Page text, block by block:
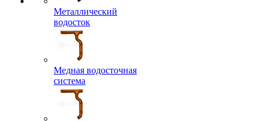
Металлический
водосток
Медная водосточная
система